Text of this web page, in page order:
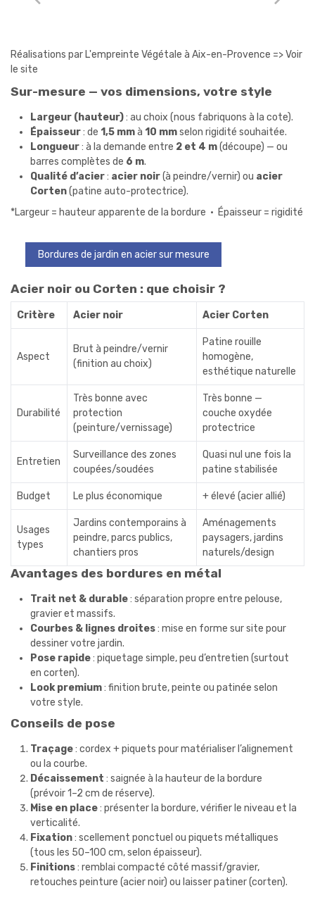
Réalisations par L'empreinte Végétale à Aix-en-Provence =>Voir
le site
Sur-mesure — vos dimensions, votre style
Largeur (hauteur): au choix (nous fabriquons à la cote).
Épaisseur: de 1,5 mmà 10 mmselon rigidité souhaitée.
Longueur: à la demande entre 2 et 4 m(découpe) — ou
barres complètes de 6 m.
Qualité d’acier: acier noir(à peindre/vernir) ou acier
Corten(patine auto-protectrice).
*Largeur = hauteur apparente de la bordure • Épaisseur = rigidité
Bordures de jardin en acier sur mesure
Acier noir ou Corten : que choisir ?
Critère Acier noir Acier Corten
Aspect
Brut à peindre/vernir
(finition au choix)
Patine rouille
homogène,
esthétique naturelle
Durabilité
Très bonne avec
protection
(peinture/vernissage)
Très bonne —
couche oxydée
protectrice
Entretien
Surveillance des zones
coupées/soudées
Quasi nul une fois la
patine stabilisée
Budget Le plus économique + élevé (acier allié)
Usages
types
Jardins contemporains à
peindre, parcs publics,
chantiers pros
Aménagements
paysagers, jardins
naturels/design
Avantages des bordures en métal
Trait net & durable: séparation propre entre pelouse,
gravier et massifs.
Courbes & lignes droites: mise en forme sur site pour
dessiner votre jardin.
Pose rapide: piquetage simple, peu d’entretien (surtout
en corten).
Look premium: finition brute, peinte ou patinée selon
votre style.
Conseils de pose
Traçage: cordex + piquets pour matérialiser l’alignement
ou la courbe.
Décaissement : saignée à la hauteur de la bordure
(prévoir 1–2 cm de réserve).
Mise en place: présenter la bordure, vérifier le niveau et la
verticalité.
Fixation: scellement ponctuel ou piquets métalliques
(tous les 50–100 cm, selon épaisseur).
Finitions: remblai compacté côté massif/gravier,
retouches peinture (acier noir) ou laisser patiner (corten).